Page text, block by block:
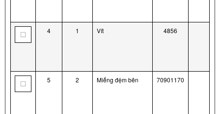
4 1 Vít 4856
5 2 Miếng đệm bên 70901170